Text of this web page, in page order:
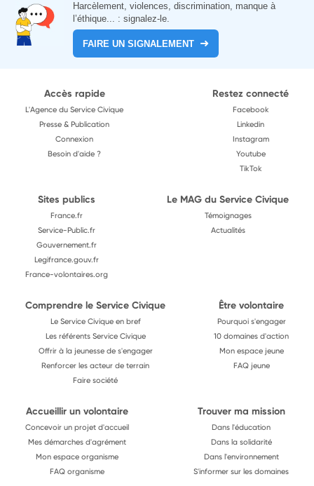
Harcèlement, violences, discrimination, manque à
l’éthique... : signalez-le.
FAIRE UN SIGNALEMENT
Accès rapide
L'Agence du Service Civique
Presse & Publication
Connexion
Besoin d'aide ?
Restez connecté
Facebook
Linkedin
Instagram
Youtube
TikTok
Sites publics
France.fr
Service-Public.fr
Gouvernement.fr
Legifrance.gouv.fr
France-volontaires.org
Le MAG du Service Civique
Témoignages
Actualités
Comprendre le Service Civique
Le Service Civique en bref
Les référents Service Civique
Offrir à la jeunesse de s'engager
Renforcer les acteur de terrain
Faire société
Être volontaire
Pourquoi s'engager
10 domaines d'action
Mon espace jeune
FAQ jeune
Accueillir un volontaire
Concevoir un projet d'accueil
Mes démarches d'agrément
Mon espace organisme
FAQ organisme
Trouver ma mission
Dans l'éducation
Dans la solidarité
Dans l'environnement
S'informer sur les domaines